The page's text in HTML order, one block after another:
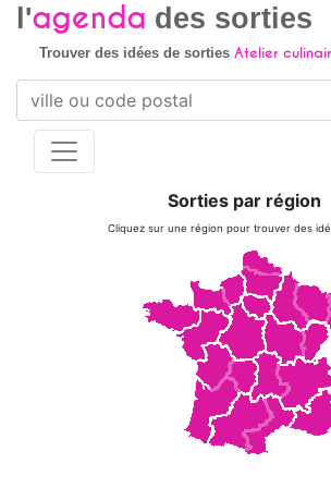
l'agenda des sorties
Trouver des idées de sorties Atelier
Sorties par région
Cliquez sur une région pour trouver des